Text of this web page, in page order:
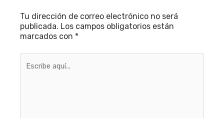
Tu dirección de correo electrónico no será
publicada. Los campos obligatorios están
marcados con *
aquí...